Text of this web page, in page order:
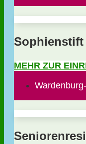
Sophienstift
MEHR ZUR